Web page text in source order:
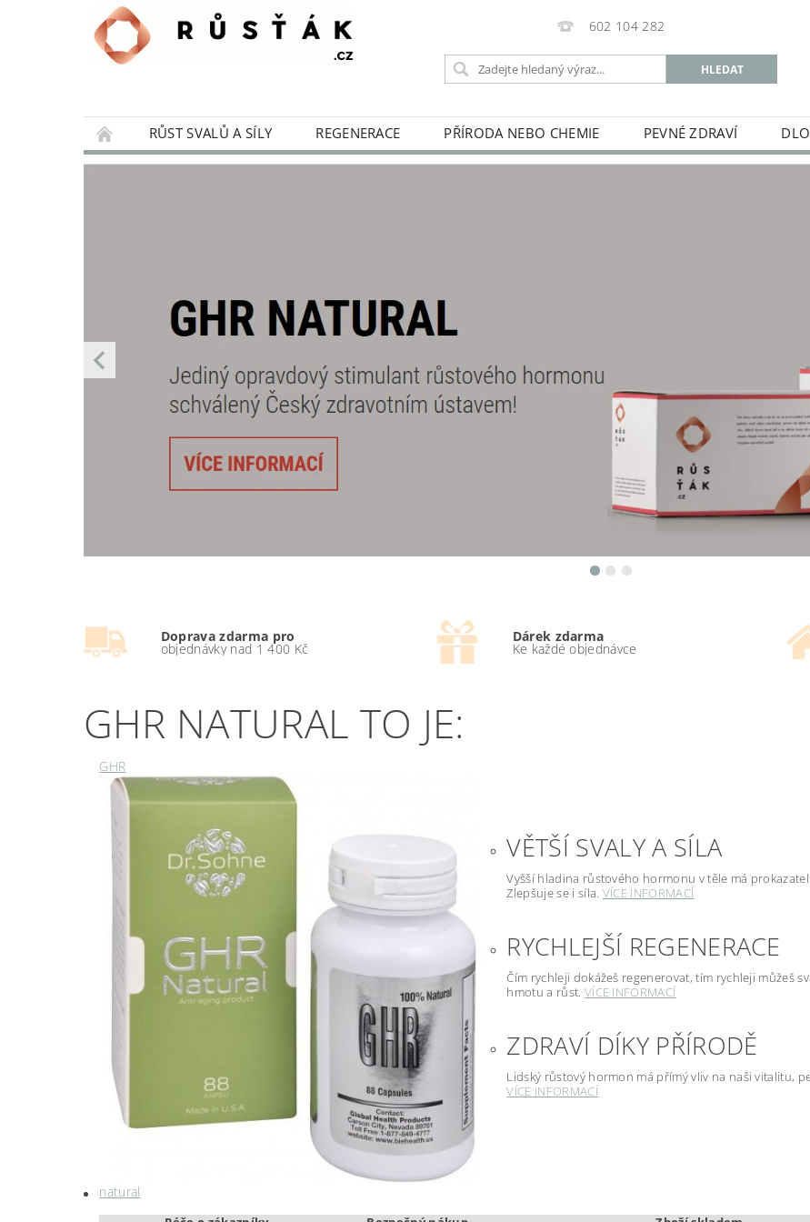
602 104 282
RŮST SVALŮ A SÍLY REGENERACE PŘÍRODA NEBO CHEMIE PEVNÉ ZDRAVÍ
Doprava zdarma pro
objednávky nad 1 400 Kč
Dárek zdarma
Ke každé objednávce
GHR NATURAL TO JE:
GHR
natural
VĚTŠÍ SVALY A SÍLA
Vyšší hladina růstového hormonu v těle má
Zlepšuje se i síla. VÍCE INFORMACÍ
RYCHLEJŠÍ REGENERACE
Čím rychleji dokážeš regenerovat, tím rychleji můžeš
hmotu a růst. VÍCE INFORMACÍ
ZDRAVÍ DÍKY PŘÍRODĚ
Lidský růstový hormon má přímý vliv na naši vitalitu,
VÍCE INFORMACÍ